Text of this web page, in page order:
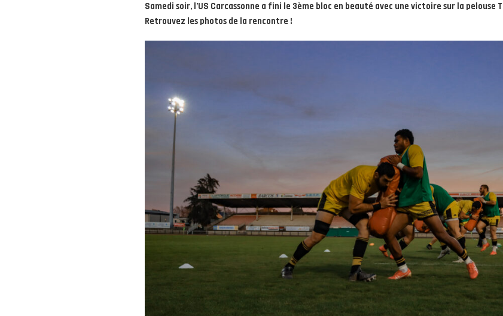
Samedi soir, l’US Carcassonne a fini le 3ème bloc en beauté avec une victoire sur la pelouse
Retrouvez les photos de la rencontre !